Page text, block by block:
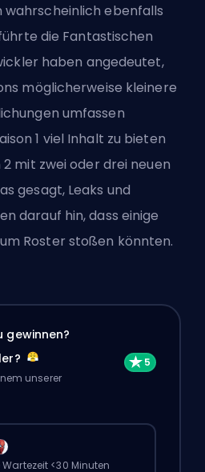
wahrscheinlich ebenfalls
die Fantastischen
haben angedeutet,
möglicherweise kleinere
umfassen
1 viel Inhalt zu bieten
mit zwei oder drei neuen
gesagt, Leaks und
darauf hin, dass einige
Roster stoßen könnten.
gewinnen?
unserer
<30 Minuten